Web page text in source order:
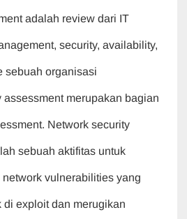
adalah review dari IT
security, availability,
sebuah organisasi
assessment merupakan bagian
Network security
sebuah aktifitas untuk
vulnerabilities yang
di exploit dan merugikan